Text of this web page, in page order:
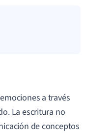
a través
La escritura no
de conceptos